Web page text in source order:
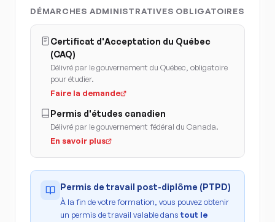
DÉMARCHES ADMINISTRATIVES OBLIGATOIRES
Certificat d'Acceptation du Québec
(CAQ)
Délivré par le gouvernement du Québec, obligatoire
pour étudier.
Faire la demande
Permis d'études canadien
Délivré par le gouvernement fédéral du Canada.
En savoir plus
Permis de travail post-diplôme (PTPD)
À la fin de votre formation, vous pouvez obtenir
un permis de travail valable dans tout le